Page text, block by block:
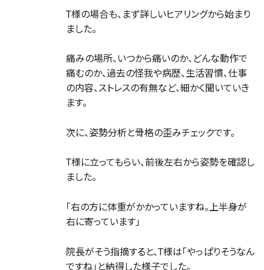
T様の場合も、まず詳しいヒアリングから始まり
ました。
痛みの場所、いつから痛いのか、どんな動作で
痛むのか、過去の怪我や病歴、生活習慣、仕事
の内容、ストレスの有無など、細かく聞いていき
ます。
次に、姿勢分析と骨格の歪みチェックです。
T様に立ってもらい、前後左右から姿勢を確認し
ました。
「右の方に体重がかかっていますね。上半身が
右に寄っています」
院長がそう指摘すると、T様は「やっぱりそうなん
ですね」と納得した様子でした。